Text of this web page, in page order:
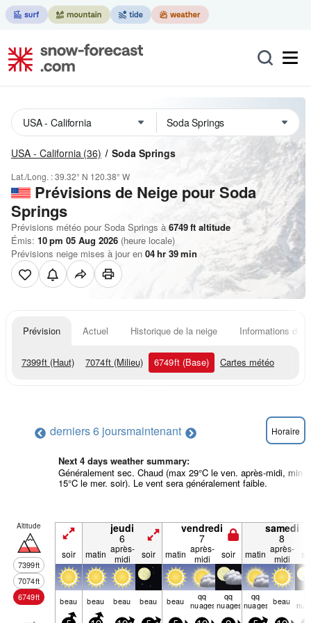
USA - California (36) Soda Springs
Lat./Long. :39.32° N 120.38° W
Prévisions de Neige pour Soda
Springs
Prévisions météo pour Soda Springs à 6749ft altitude
Émis: 10 pm 05 Aug 2026 (heure locale)
Prévisions neige mises à jour en 04hr 39min
Prévision Actuel Historique de la neige Informations du
7399ft (Haut) 7074ft (Milieu) 6749ft (Base) Cartes météo
derniers 6 joursmaintenant Horaire
Next 4 days weather summary:
Généralement sec. Chaud (max 29°C le ven. après-midi, min
15°C le mer. soir). Le vent sera généralement faible.
Altitude
7399ft
7074ft
6749ft
jeudi
6
vendredi
7
samedi
8
soir matin après-
midi
soir matin après-
midi
soir matin après-
midi
beau beau beau beau beau qq
nuages
qq
nuages
qq
nuages beau